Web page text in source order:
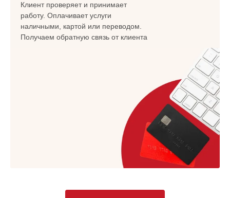
Клиент проверяет и принимает
работу. Оплачивает услуги
наличными, картой или переводом.
Получаем обратную связь от клиента